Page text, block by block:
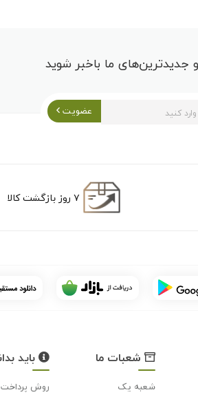
جدیدترین‌های ما باخبر شوید
عضویت
۷ روز بازگشت کالا
شعبات ما
شعبه یک
باید
روش پرداخت